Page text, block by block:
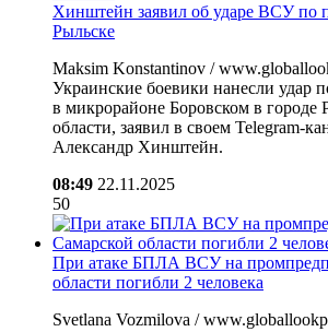
Хинштейн заявил об ударе ВСУ по
Рыльске
Maksim Konstantinov /
Украинские боевики нанесли удар
в микрорайоне Боровском в городе
области, заявил в своем Telegram-
Александр Хинштейн.
08:49 22.11.2025
50
При атаке БПЛА ВСУ на
области погибли 2 человека
Svetlana Vozmilova /